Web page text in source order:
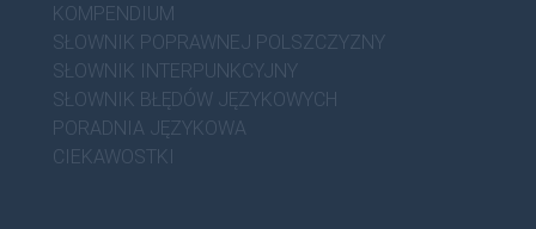
KOMPENDIUM
SŁOWNIK POPRAWNEJ POLSZCZYZNY
SŁOWNIK INTERPUNKCYJNY
SŁOWNIK BŁĘDÓW JĘZYKOWYCH
PORADNIA JĘZYKOWA
CIEKAWOSTKI